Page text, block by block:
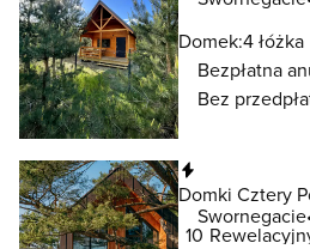
Domek:4 łóżka
Bezpłatna
Bez
Domki Cztery
Swornegacie
10